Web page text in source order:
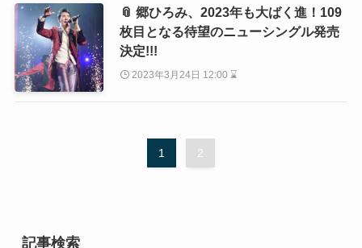
📎 郷ひろみ、2023年も大ばく進！109
枚目となる待望のニューシングル発売
決定!!!
2023年3月24日 12:00 ⌛
1 2
記事検索